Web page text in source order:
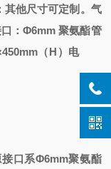
可定制。 气
：Φ6mm 聚氨酯管
（H） 电
接口系Φ6mm聚氨酯